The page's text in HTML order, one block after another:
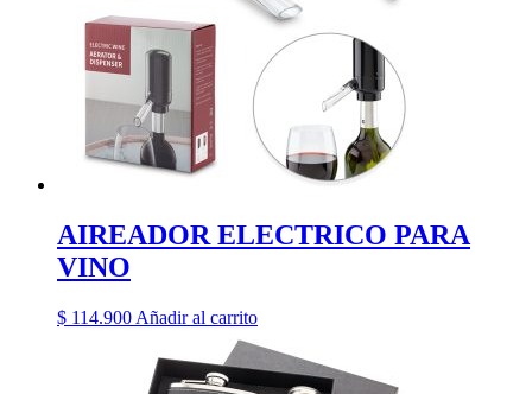
AIREADOR ELECTRICO PARA
VINO
$ 114.900 Añadir al carrito